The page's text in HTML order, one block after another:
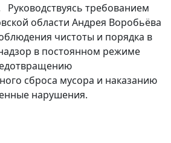
Руководствуясь требованием
области Андрея Воробьёва
чистоты и порядка в
в постоянном режиме
сброса мусора и наказанию
нарушения.